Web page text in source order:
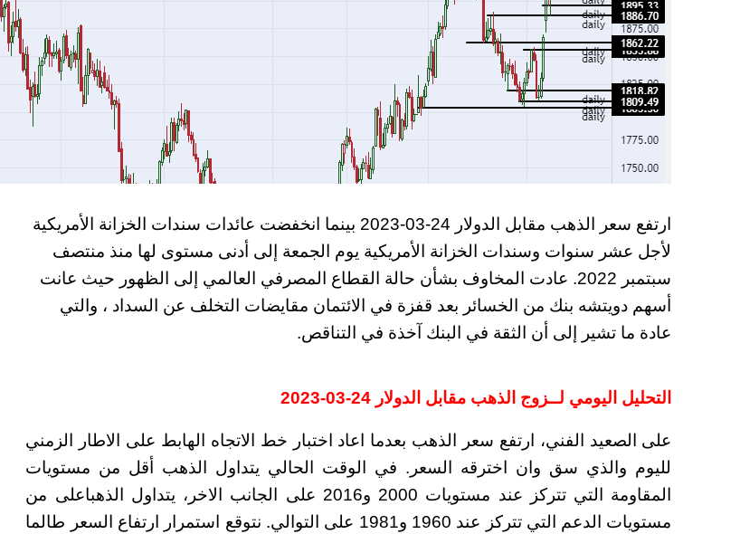
ارتفع سعر الذهب مقابل الدولار 24-03-2023 بينما انخفضت عائدات سندات الخزانة الأمريكية
لأجل عشر سنوات وسندات الخزانة الأمريكية يوم الجمعة إلى أدنى مستوى لها منذ منتصف
سبتمبر 2022. عادت المخاوف بشأن حالة القطاع المصرفي العالمي إلى الظهور حيث عانت
أسهم دويتشه بنك من الخسائر بعد قفزة في الائتمان مقايضات التخلف عن السداد ، والتي
عادة ما تشير إلى أن الثقة في البنك آخذة في التناقص.
التحليل اليومي لــزوج الذهب مقابل الدولار 24-03-2023
على الصعيد الفني، ارتفع سعر الذهب بعدما اعاد اختبار خط الاتجاه الهابط على الاطار الزمني
لليوم والذي سق وان اخترقه السعر. في الوقت الحالي يتداول الذهب أقل من مستويات
المقاومة التي تتركز عند مستويات 2000 و2016 على الجانب الاخر، يتداول الذهباعلى من
مستويات الدعم التي تتركز عند 1960 و1981 على التوالي. نتوقع استمرار ارتفاع السعر طالما